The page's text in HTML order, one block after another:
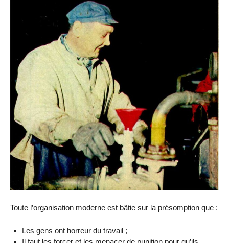
Toute l’organisation moderne est bâtie sur la présomption que :
Les gens ont horreur du travail ;